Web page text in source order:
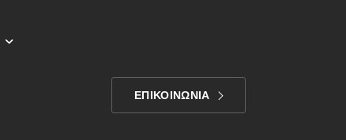
ΕΠΙΚΟΙΝΩΝΙΑ